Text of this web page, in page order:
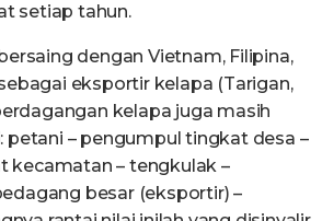
setiap tahun.
dengan Vietnam, Filipina,
eksportir kelapa (Tarigan,
kelapa juga masih
petani – pengumpul tingkat desa –
kecamatan – tengkulak –
besar (eksportir) –